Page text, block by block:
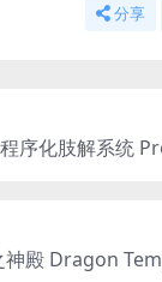
分享
序化肢解系统
殿 Dragon